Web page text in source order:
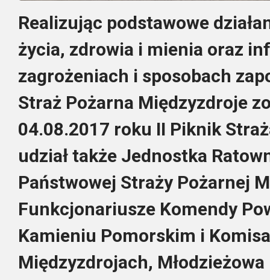
Realizując podstawowe
życia, zdrowia i mienia oraz
zagrożeniach i sposobach
Straż Pożarna Międzyzdroje
04.08.2017 roku II Piknik
udział także Jednostka
Państwowej Straży Pożarnej
Funkcjonariusze Komendy
Kamieniu Pomorskim i
Międzyzdrojach,